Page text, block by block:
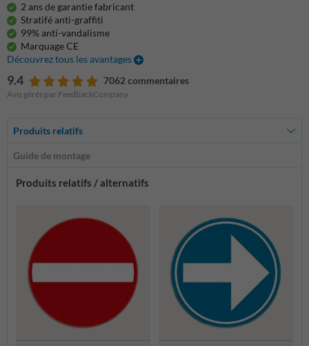
2 ans de garantie fabricant
Stratifé anti-graffiti
99% anti-vandalisme
Marquage CE
Découvrez tous les avantages
9.4 7062 commentaires
Avis gérés par FeedbackCompany
Produits relatifs
Guide de montage
Produits relatifs / alternatifs